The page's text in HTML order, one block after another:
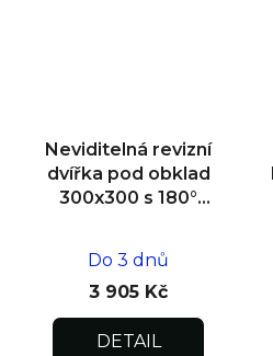
Neviditelná revizní
dvířka pod obklad
300x300 s 180°
Do 3 dnů
3 905 Kč
DETAIL